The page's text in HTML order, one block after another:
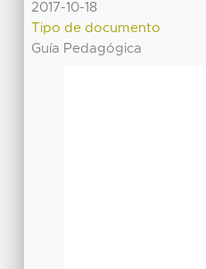
2017-10-18
Tipo de documento
Guía Pedagógica